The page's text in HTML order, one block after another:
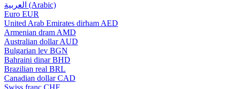
العربية (Arabic)
Euro EUR
United Arab Emirates dirham AED
Armenian dram AMD
Australian dollar AUD
Bulgarian lev BGN
Bahraini dinar BHD
Brazilian real BRL
Canadian dollar CAD